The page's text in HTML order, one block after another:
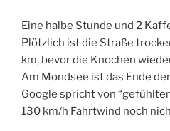
Eine halbe Stunde und 2
Plötzlich ist die Straße
km, bevor die Knochen
Am Mondsee ist das Ende
Google spricht von
130 km/h Fahrtwind noch